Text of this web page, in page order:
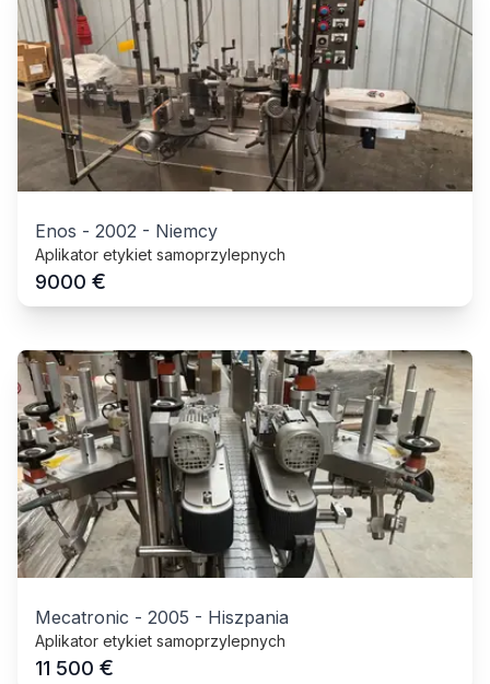
Enos - 2002 - Niemcy
Aplikator etykiet samoprzylepnych
9000 €
Mecatronic - 2005 - Hiszpania
Aplikator etykiet samoprzylepnych
11 500 €